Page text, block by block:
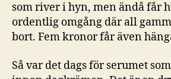
som river i hyn, men ändå får
ordentlig omgång där all
bort. Fem kronor får även
Så var det dags för serumet